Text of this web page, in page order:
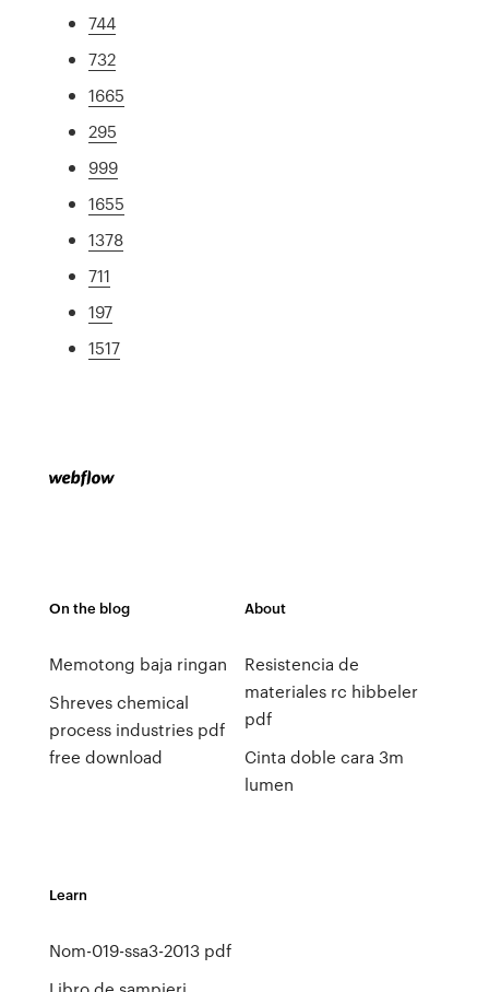
744
732
1665
295
999
1655
1378
711
197
1517
On the blog
Memotong baja ringan
Shreves chemical
process industries pdf
free download
About
Resistencia de
materiales rc hibbeler
pdf
Cinta doble cara 3m
lumen
Learn
Nom-019-ssa3-2013 pdf